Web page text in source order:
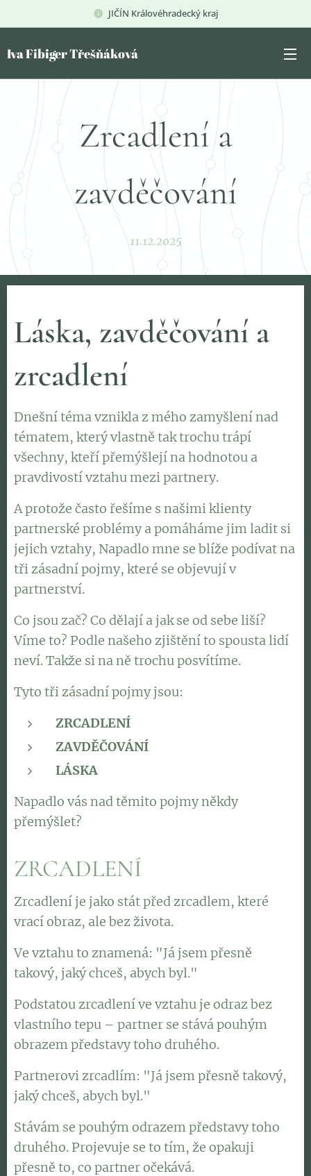
JIČÍN Královéhradecký kraj
Iva Fibiger Třešňáková
Zrcadlení a
zavděčování
11.12.2025
Láska, zavděčování a
zrcadlení
Dnešní téma vznikla z mého zamyšlení nad
tématem, který vlastně tak trochu trápí
všechny, kteří přemýšlejí na hodnotou a
pravdivostí vztahu mezi partnery.
A protože často řešíme s našimi klienty
partnerské problémy a pomáháme jim ladit si
jejich vztahy, Napadlo mne se blíže podívat na
tři zásadní pojmy, které se objevují v
partnerství.
Co jsou zač? Co dělají a jak se od sebe liší?
Víme to? Podle našeho zjištění to spousta lidí
neví. Takže si na ně trochu posvítíme.
Tyto tři zásadní pojmy jsou:
ZRCADLENÍ
ZAVDĚČOVÁNÍ
LÁSKA
Napadlo vás nad těmito pojmy někdy
přemýšlet?
ZRCADLENÍ
Zrcadlení je jako stát před zrcadlem, které
vrací obraz, ale bez života.
Ve vztahu to znamená: "Já jsem přesně
takový, jaký chceš, abych byl."
Podstatou zrcadlení ve vztahu je odraz bez
vlastního tepu – partner se stává pouhým
obrazem představy toho druhého.
Partnerovi zrcadlím: "Já jsem přesně takový,
jaký chceš, abych byl."
Stávám se pouhým odrazem představy toho
druhého. Projevuje se to tím, že opakuji
přesně to, co partner očekává.